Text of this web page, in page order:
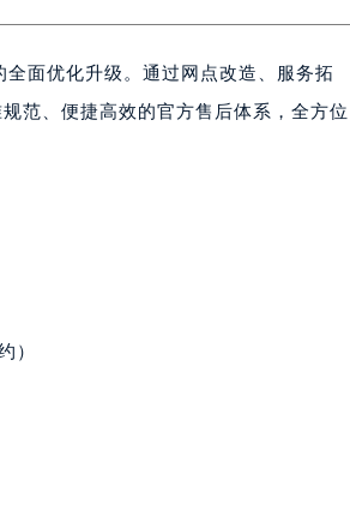
预约）
（需提前预约）
公楼14层07室（需提前预约）
提前预约）
预约）
预约）
前预约）
蓉广场）10层13室（需提前预约）
面优化升级。通过网点改造、服务拓
范、便捷高效的官方售后体系，全方位
）